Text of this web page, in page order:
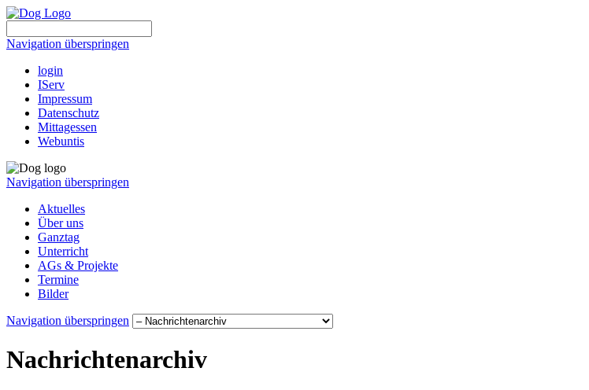
Navigation überspringen
login
IServ
Impressum
Datenschutz
Mittagessen
Webuntis
Navigation überspringen
Aktuelles
Über uns
Ganztag
Unterricht
AGs & Projekte
Termine
Bilder
Navigation überspringen
Nachrichtenarchiv